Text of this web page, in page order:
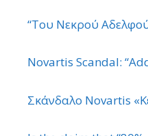
“Του Νεκρού
Novartis Scandal:
Σκάνδαλο Novartis